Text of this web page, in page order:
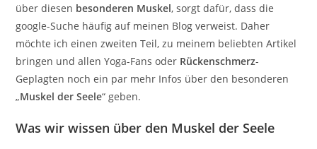
über diesen besonderen Muskel, sorgt dafür, dass die
google-Suche häufig auf meinen Blog verweist. Daher
möchte ich einen zweiten Teil, zu meinem beliebten Artikel
bringen und allen Yoga-Fans oder Rückenschmerz-
Geplagten noch ein par mehr Infos über den besonderen
„Muskel der Seele“ geben.
Was wir wissen über den Muskel der Seele